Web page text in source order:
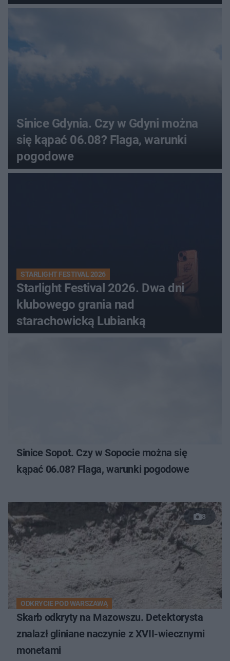
Sinice Gdynia. Czy w Gdyni można
się kąpać 06.08? Flaga, warunki
pogodowe
STARLIGHT FESTIVAL 2026
Starlight Festival 2026. Dwa dni
klubowego grania nad
starachowicką Lubianką
Sinice Sopot. Czy w Sopocie można się
kąpać 06.08? Flaga, warunki pogodowe
8
ODKRYCIE POD WARSZAWĄ
Skarb odkryty na Mazowszu. Detektorysta
znalazł gliniane naczynie z XVII-wiecznymi
monetami